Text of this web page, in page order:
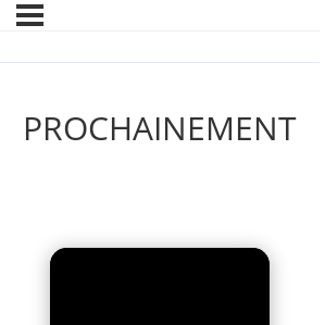
PROCHAINEMENT